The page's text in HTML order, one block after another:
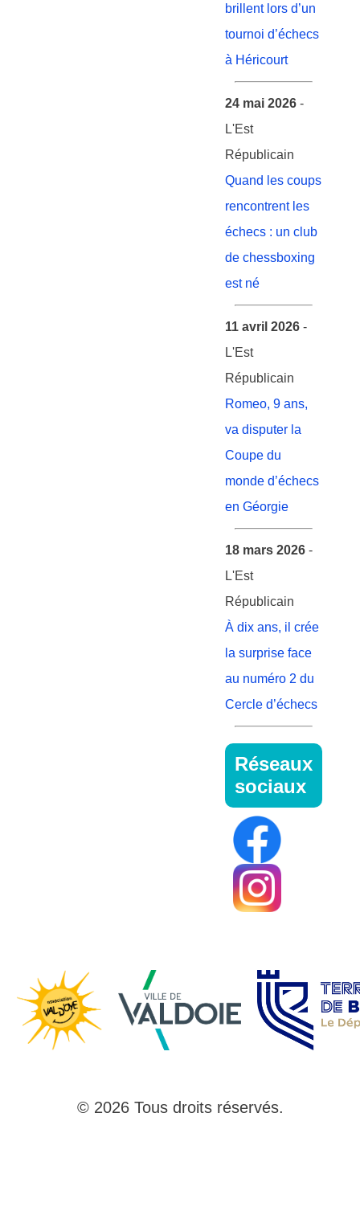
brillent lors d’un
tournoi d’échecs
à Héricourt
24 mai 2026 -
L'Est
Républicain
Quand les coups
rencontrent les
échecs : un club
de chessboxing
est né
11 avril 2026 -
L'Est
Républicain
Romeo, 9 ans,
va disputer la
Coupe du
monde d’échecs
en Géorgie
18 mars 2026 -
L'Est
Républicain
À dix ans, il crée
la surprise face
au numéro 2 du
Cercle d’échecs
Réseaux
sociaux
© 2026 Tous droits réservés.